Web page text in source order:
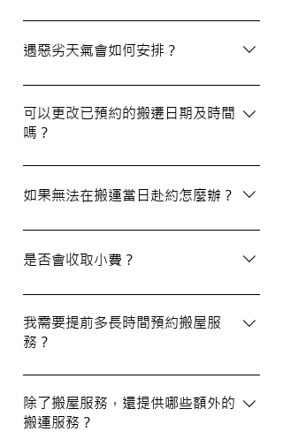
約定的費用。
選擇一間合適的搬運公司非常重要，建議您
選擇經驗豐富、提供專業服務且預算合理的
擇！
遇惡劣天氣會如何安排？
如搬屋當日遇上惡劣天氣，我們會提前與您
聯絡並安排改期。具體安排如下： 黑色暴
雨或八號熱帶氣旋警告於早上十時前發出：
我們會即時更新安排。 工作時間內解除警
可以更改已預約的搬遷日期及時間
嗎？
如果需要更改或取消已預約的搬運服務，請
在預定搬運日期前至少兩個工作日的下午三
50%作為行政費。
如果無法在搬運當日赴約怎麼辦？
若您無法在搬運當日赴約，請至少提前兩個
工作日的下午三時通知我們，否則我們將有
是否會收取小費？
我們不會向客戶索取小費，但客戶可自願性
地為搬運團隊作獎賞，以表達對我們服務的
滿意。
我需要提前多長時間預約搬屋服
務？
我們建議您在搬屋前一至三星期預約搬運日
期及時間，特別是在熱門的週末，以確保我
們能為您安排妥當的服務。
除了搬屋服務，還提供哪些額外的
搬運服務？